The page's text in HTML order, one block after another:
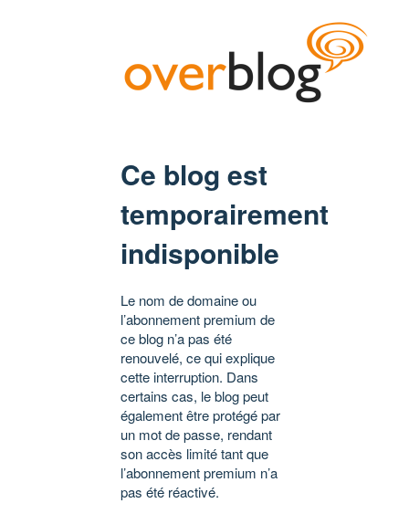
Ce blog est
temporairement
indisponible
Le nom de domaine ou
l’abonnement premium de
ce blog n’a pas été
renouvelé, ce qui explique
cette interruption. Dans
certains cas, le blog peut
également être protégé par
un mot de passe, rendant
son accès limité tant que
l’abonnement premium n’a
pas été réactivé.